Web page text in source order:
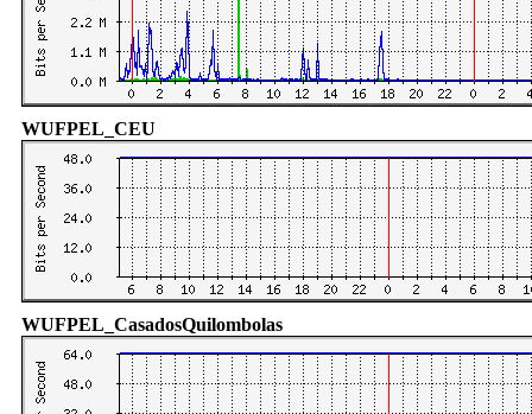
WUFPEL_CEU
WUFPEL_CasadosQuilombolas